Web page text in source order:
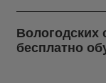
Вологодских
бесплатно